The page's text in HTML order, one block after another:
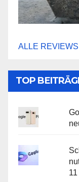
ALLE REVIEWS
TOP
11